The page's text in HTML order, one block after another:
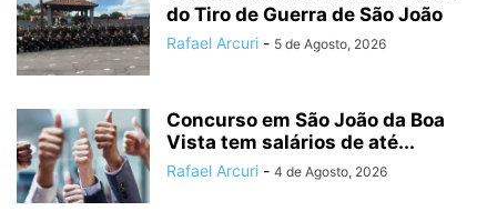
do Tiro de Guerra de São João
Rafael Arcuri - 5 de Agosto, 2026
Concurso em São João da Boa
Vista tem salários de até...
Rafael Arcuri - 4 de Agosto, 2026